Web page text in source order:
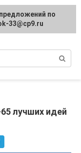
лучших идей
по
33@cp9.ru
по
33@cp9.ru